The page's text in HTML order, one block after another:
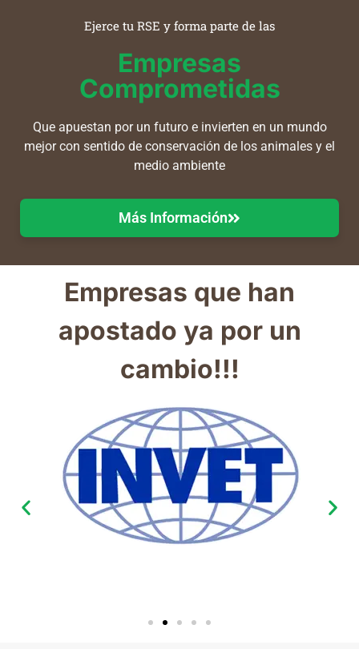
Ejerce tu RSE y forma parte de las
Empresas
Comprometidas
Que apuestan por un futuro e invierten en un mundo
mejor con sentido de conservación de los animales y el
medio ambiente
Más Información
Empresas que han
apostado ya por un
cambio!!!